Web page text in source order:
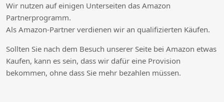
Wir nutzen auf einigen Unterseiten das Amazon
Partnerprogramm.
Als Amazon-Partner verdienen wir an qualifizierten Käufen.
Sollten Sie nach dem Besuch unserer Seite bei Amazon etwas
Kaufen, kann es sein, dass wir dafür eine Provision
bekommen, ohne dass Sie mehr bezahlen müssen.